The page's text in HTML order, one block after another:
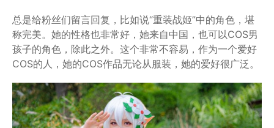
总是给粉丝们留言回复，比如说“重装战姬”中的角色，堪
称完美。她的性格也非常好，她来自中国，也可以COS男
孩子的角色，除此之外。这个非常不容易，作为一个爱好
COS的人，她的COS作品无论从服装，她的爱好很广泛。